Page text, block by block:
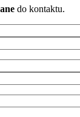
do kontaktu.